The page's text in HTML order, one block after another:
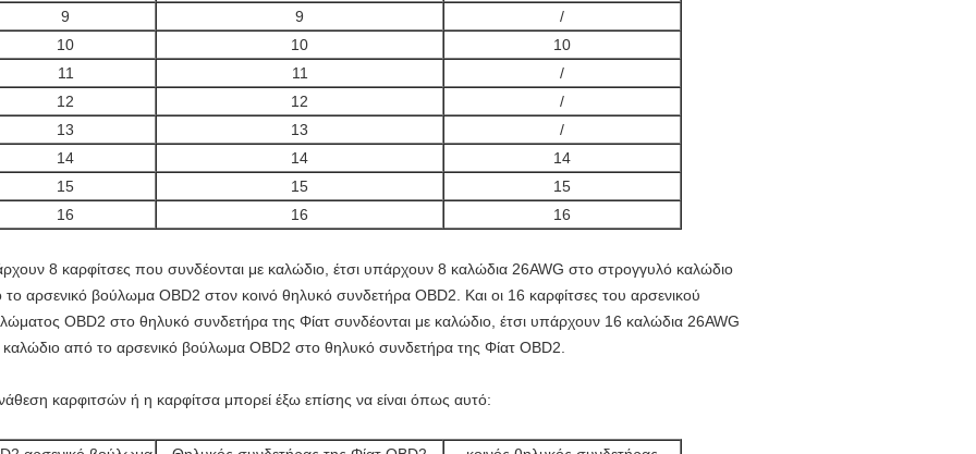
9
9
/
10
10
10
11
11
/
12
12
/
13
13
/
14
14
14
15
15
15
16
16 16
8 καρφίτσες που συνδέονται με καλώδιο, έτσι υπάρχουν 8 καλώδια 26AWG στο στρογγυλό καλώδιο
αρσενικό βούλωμα OBD2 στον κοινό θηλυκό συνδετήρα OBD2. Και οι 16 καρφίτσες του αρσενικού
OBD2 στο θηλυκό συνδετήρα της Φίατ συνδέονται με καλώδιο, έτσι υπάρχουν 16 καλώδια 26AWG
από το αρσενικό βούλωμα OBD2 στο θηλυκό συνδετήρα της Φίατ OBD2.
καρφιτσών ή η καρφίτσα μπορεί έξω επίσης να είναι όπως αυτό: